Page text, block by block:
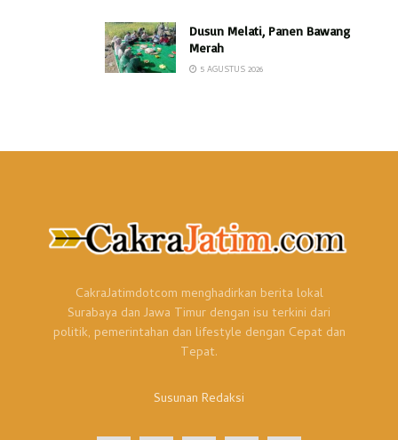
Dusun Melati, Panen Bawang
Merah
5 AGUSTUS 2026
CakraJatimdotcom menghadirkan berita lokal
Surabaya dan Jawa Timur dengan isu terkini dari
politik, pemerintahan dan lifestyle dengan Cepat dan
Tepat.
Susunan Redaksi